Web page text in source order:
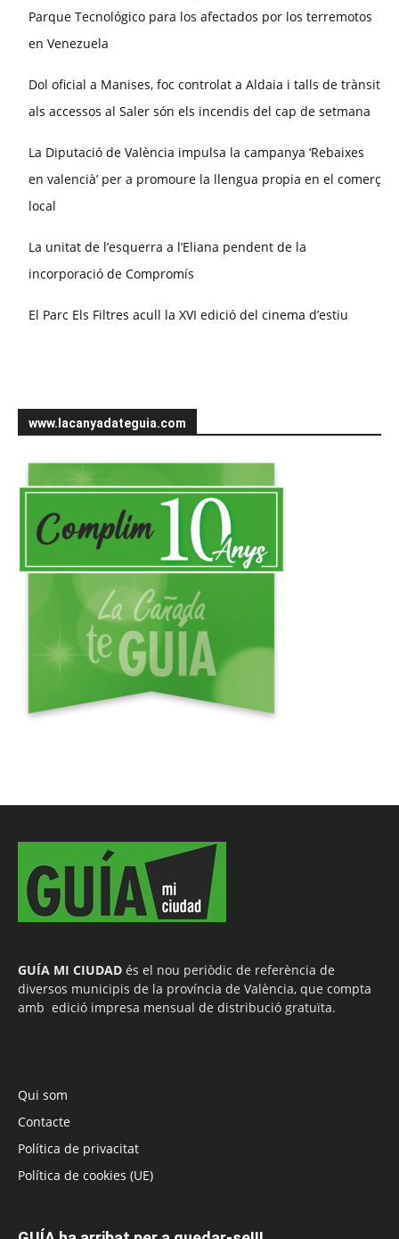
Parque Tecnológico para los afectados por los terremotos
en Venezuela
Dol oficial a Manises, foc controlat a Aldaia i talls de trànsit
als accessos al Saler són els incendis del cap de setmana
La Diputació de València impulsa la campanya ‘Rebaixes
en valencià’ per a promoure la llengua propia en el comerç
local
La unitat de l’esquerra a l’Eliana pendent de la
incorporació de Compromís
El Parc Els Filtres acull la XVI edició del cinema d’estiu
www.lacanyadateguia.com
GUÍA MI CIUDAD és el nou periòdic de referència de
diversos municipis de la província de València, que compta
amb edició impresa mensual de distribució gratuïta.
Qui som
Contacte
Política de privacitat
Política de cookies (UE)